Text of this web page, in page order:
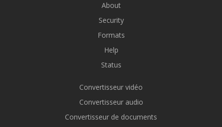
About
Security
Formats
Help
Status
Convertisseur vidéo
Convertisseur audio
Convertisseur de documents